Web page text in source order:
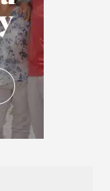
contenuti ed
media e per
inoltre
sito con i
dei dati web,
combinarle
o che hanno